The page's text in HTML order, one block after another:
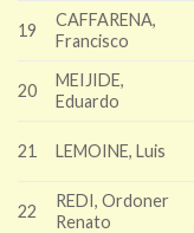
19
CAFFARENA,
Francisco
20
MEIJIDE,
Eduardo
21 LEMOINE, Luis
22
REDI, Ordoner
Renato